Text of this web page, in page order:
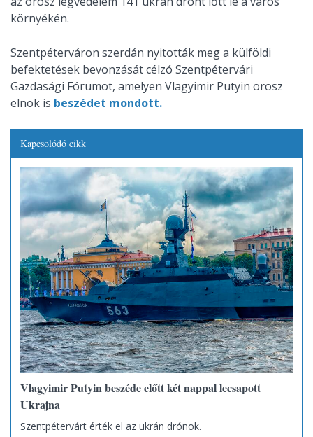
környékén.
Szentpéterváron szerdán nyitották meg a külföldi
befektetések bevonzását célzó Szentpétervári
Gazdasági Fórumot, amelyen Vlagyimir Putyin orosz
elnök is beszédet mondott.
Kapcsolódó cikk
Vlagyimir Putyin beszéde előtt két nappal lecsapott
Ukrajna
Szentpétervárt érték el az ukrán drónok.